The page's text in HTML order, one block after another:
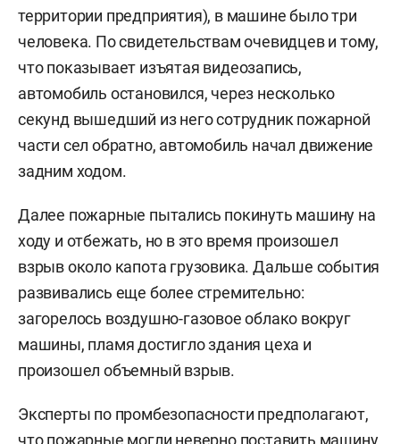
территории предприятия), в машине было три
человека. По свидетельствам очевидцев и тому,
что показывает изъятая видеозапись,
автомобиль остановился, через несколько
секунд вышедший из него сотрудник пожарной
части сел обратно, автомобиль начал движение
задним ходом.
Далее пожарные пытались покинуть машину на
ходу и отбежать, но в это время произошел
взрыв около капота грузовика. Дальше события
развивались еще более стремительно:
загорелось воздушно-газовое облако вокруг
машины, пламя достигло здания цеха и
произошел объемный взрыв.
Эксперты по промбезопасности предполагают,
что пожарные могли неверно поставить машину,